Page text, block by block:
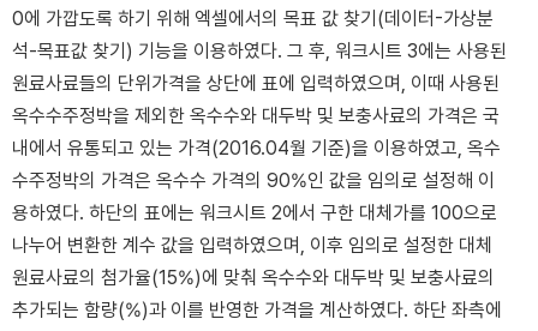
0에 가깝도록 하기 위해 엑셀에서의 목표 값 찾기(데이터-가상분
석-목표값 찾기) 기능을 이용하였다. 그 후, 워크시트 3에는 사용된
원료사료들의 단위가격을 상단에 표에 입력하였으며, 이때 사용된
옥수수주정박을 제외한 옥수수와 대두박 및 보충사료의 가격은 국
내에서 유통되고 있는 가격(2016.04월 기준)을 이용하였고, 옥수
수주정박의 가격은 옥수수 가격의 90%인 값을 임의로 설정해 이
용하였다. 하단의 표에는 워크시트 2에서 구한 대체가를 100으로
나누어 변환한 계수 값을 입력하였으며, 이후 임의로 설정한 대체
원료사료의 첨가율(15%)에 맞춰 옥수수와 대두박 및 보충사료의
추가되는 함량(%)과 이를 반영한 가격을 계산하였다. 하단 좌측에